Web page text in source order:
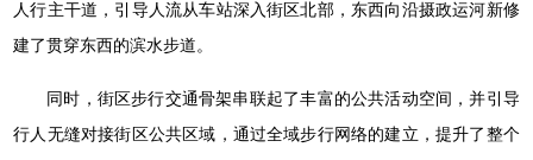
人行主干道，引导人流从车站深入街区北部，东西向沿摄政运河新修
建了贯穿东西的滨水步道。
同时，街区步行交通骨架串联起了丰富的公共活动空间，并引导
行人无缝对接街区公共区域，通过全域步行网络的建立，提升了整个